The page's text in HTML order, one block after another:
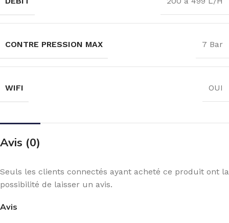
CONTRE PRESSION MAX 7 Bar
WIFI OUI
Avis (0)
Avis
Seuls les clients connectés ayant acheté ce produit ont la
possibilité de laisser un avis.